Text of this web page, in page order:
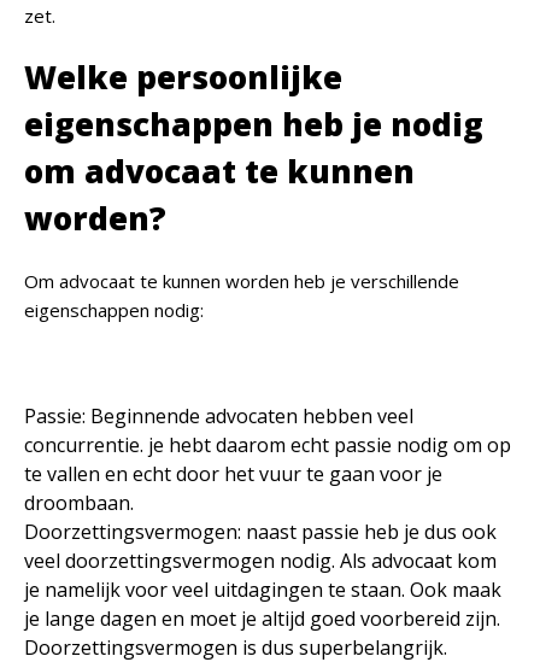
zet.
Welke persoonlijke
eigenschappen heb je nodig
om advocaat te kunnen
worden?
Om advocaat te kunnen worden heb je verschillende
eigenschappen nodig:
Passie: Beginnende advocaten hebben veel
concurrentie. je hebt daarom echt passie nodig om op
te vallen en echt door het vuur te gaan voor je
droombaan.
Doorzettingsvermogen: naast passie heb je dus ook
veel doorzettingsvermogen nodig. Als advocaat kom
je namelijk voor veel uitdagingen te staan. Ook maak
je lange dagen en moet je altijd goed voorbereid zijn.
Doorzettingsvermogen is dus superbelangrijk.